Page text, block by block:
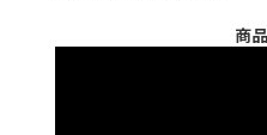
商